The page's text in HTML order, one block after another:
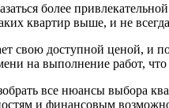
более
квартир выше, и не
свою доступной ценой, и
на выполнение работ,
все нюансы выбора
и финансовым